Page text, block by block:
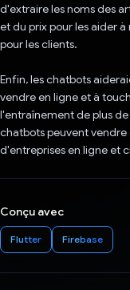
d'extraire les noms des
et du prix pour les aider
pour les clients.
Enfin, les chatbots
vendre en ligne et à
l'entraînement de plus
chatbots peuvent vendre
d'entreprises en ligne et
Conçu avec
Flutter Firebase